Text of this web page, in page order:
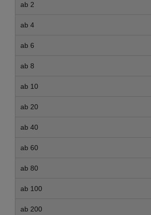
ab 2
ab 4
ab 6
ab 8
ab 10
ab 20
ab 40
ab 60
ab 80
ab 100
ab 200